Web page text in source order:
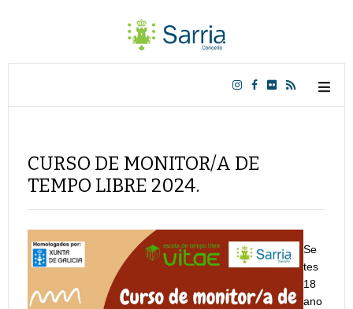
CURSO DE MONITOR/A DE
TEMPO LIBRE 2024.
Se
tes
18
ano